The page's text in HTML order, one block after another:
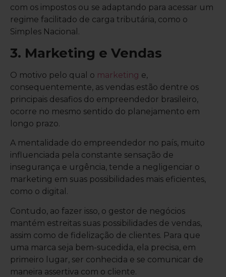
com os impostos ou se adaptando para acessar um
regime facilitado de carga tributária, como o
Simples Nacional.
3. Marketing e Vendas
O motivo pelo qual o marketing e,
consequentemente, as vendas estão dentre os
principais desafios do empreendedor brasileiro,
ocorre no mesmo sentido do planejamento em
longo prazo.
A mentalidade do empreendedor no país, muito
influenciada pela constante sensação de
insegurança e urgência, tende a negligenciar o
marketing em suas possibilidades mais eficientes,
como o digital.
Contudo, ao fazer isso, o gestor de negócios
mantém estreitas suas possibilidades de vendas,
assim como de fidelização de clientes. Para que
uma marca seja bem-sucedida, ela precisa, em
primeiro lugar, ser conhecida e se comunicar de
maneira assertiva com o cliente.